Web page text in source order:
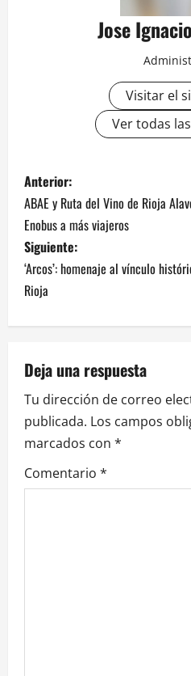
Jose
Visitar el
Ver todas
N
a
v
e
g
a
c
i
ó
n
Anterior:
ABAE y Ruta del Vino de Rioja
Enobus a más viajeros
Siguiente:
‘Arcos’: homenaje al vínculo
Rioja
Deja una respuesta
Tu dirección de correo
publicada. Los campos
marcados con *
Comentario *